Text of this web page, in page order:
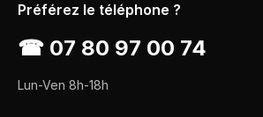
Préférez le téléphone ?
☎ 07 80 97 00 74
Lun-Ven 8h-18h